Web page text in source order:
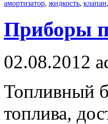
амортизатор, жидкость, клапан,
Приборы
02.08.2012
Топливный
топлива,